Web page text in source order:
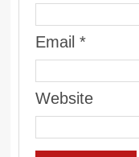
Email*
Website